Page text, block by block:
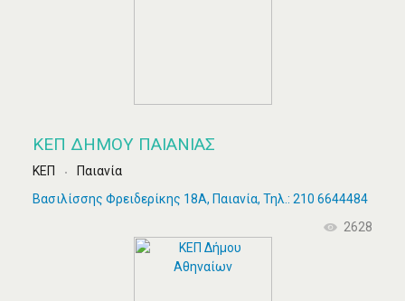
ΚΕΠ ΔΉΜΟΥ ΠΑΙΑΝΊΑΣ
ΚΕΠ
Παιανία
Βασιλίσσης Φρειδερίκης 18Α, Παιανία, Τηλ.: 210 6644484
2628